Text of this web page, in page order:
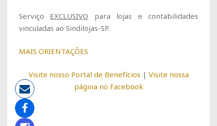
Serviço EXCLUSIVO para lojas e contabilidades
vinculadas ao Sindilojas-SP.
MAIS ORIENTAÇÕES
Visite nosso Portal de Benefícios | Visite nossa
página no Facebook